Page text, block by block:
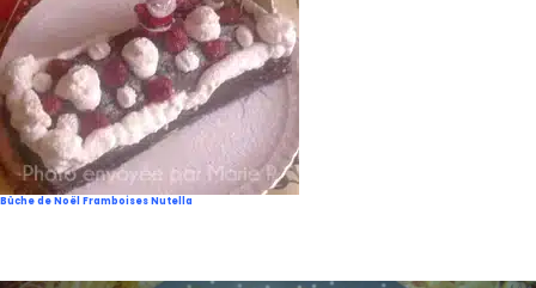
Bûche de Noël Framboises Nutella